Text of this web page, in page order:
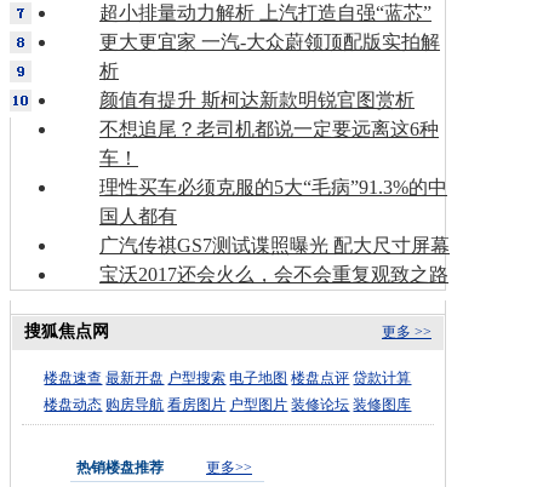
超小排量动力解析 上汽打造自强“蓝芯”
更大更宜家 一汽-大众蔚领顶配版实拍解
析
颜值有提升 斯柯达新款明锐官图赏析
不想追尾？老司机都说一定要远离这6种
车！
理性买车必须克服的5大“毛病”91.3%的中
国人都有
广汽传祺GS7测试谍照曝光 配大尺寸屏幕
宝沃2017还会火么，会不会重复观致之路
更多 >>
搜狐焦点网
楼盘速查 最新开盘 户型搜索 电子地图 楼盘点评 贷款计算
楼盘动态 购房导航 看房图片 户型图片 装修论坛 装修图库
热销楼盘推荐 更多>>